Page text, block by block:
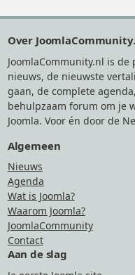
Over
JoomlaCommunity.nl is de
nieuws, de nieuwste
gaan, de complete
behulpzaam forum om je
Joomla. Voor én door de
Algemeen
Nieuws
Agenda
Wat is Joomla?
Waarom Joomla?
JoomlaCommunity
Contact
Aan de slag